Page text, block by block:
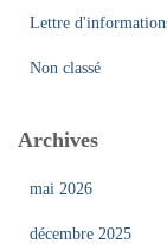
Lettre
Non classé
Archives
mai 2026
décembre 2025